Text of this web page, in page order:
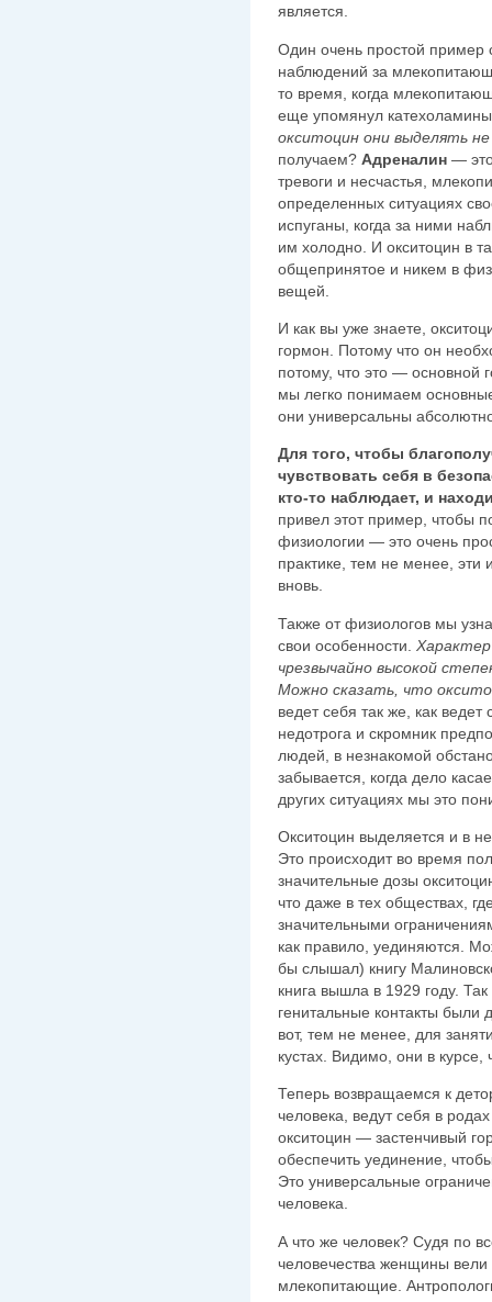
является.
Один очень простой пример
наблюдений за
то время, когда
еще упомянул
окситоцин они выделять
получаем? Адреналин —
тревоги и несчастья,
определенных ситуациях
испуганы, когда за ними
им холодно. И окситоцин в
общепринятое и никем в
вещей.
И как вы уже знаете,
гормон. Потому что он
потому, что это — основной
мы легко понимаем
они универсальны
Для того, чтобы
чувствовать себя в
кто-то наблюдает, и
привел этот пример, чтобы
физиологии — это очень
практике, тем не менее, эти
вновь.
Также от физиологов мы
свои особенности.
чрезвычайно высокой
Можно сказать, что
ведет себя так же, как
недотрога и скромник
людей, в незнакомой
забывается, когда дело
других ситуациях мы это
Окситоцин выделяется и в
Это происходит во время
значительные дозы
что даже в тех обществах,
значительными
как правило, уединяются.
бы слышал) книгу
книга вышла в 1929 году.
генитальные контакты были
вот, тем не менее, для
кустах. Видимо, они в
Теперь возвращаемся к
человека, ведут себя в
окситоцин — застенчивый
обеспечить уединение,
Это универсальные
человека.
А что же человек? Судя по
человечества женщины вели
млекопитающие.